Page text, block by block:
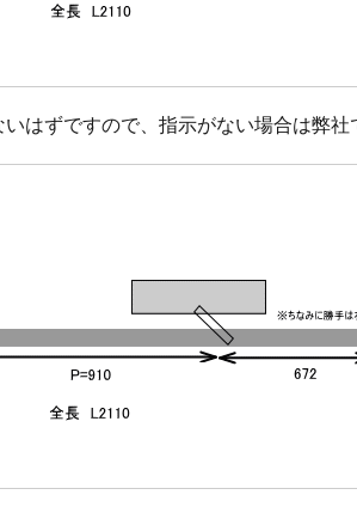
ずですので、指示がない場合は弊社